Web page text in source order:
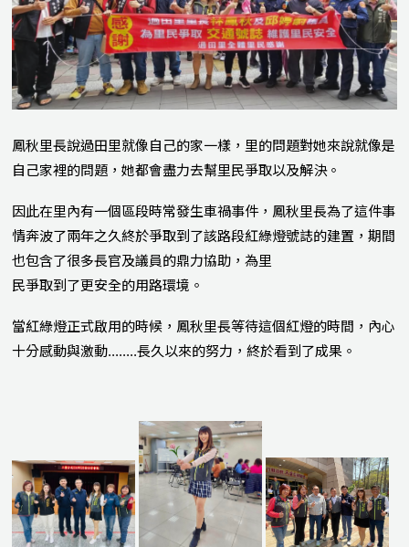
鳳秋里長說過田里就像自己的家一樣，里的問題對她來說就像是
自己家裡的問題，她都會盡力去幫里民爭取以及解決。
因此在里內有一個區段時常發生車禍事件，鳳秋里長為了這件事
情奔波了兩年之久終於爭取到了該路段紅綠燈號誌的建置，期間
也包含了很多長官及議員的鼎力協助，為里
民爭取到了更安全的用路環境。
當紅綠燈正式啟用的時候，鳳秋里長等待這個紅燈的時間，內心
十分感動與激動........長久以來的努力，終於看到了成果。